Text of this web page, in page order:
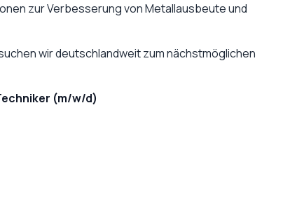
zur Verbesserung von Metallausbeute und
wir deutschlandweit zum nächstmöglichen
(m/w/d)